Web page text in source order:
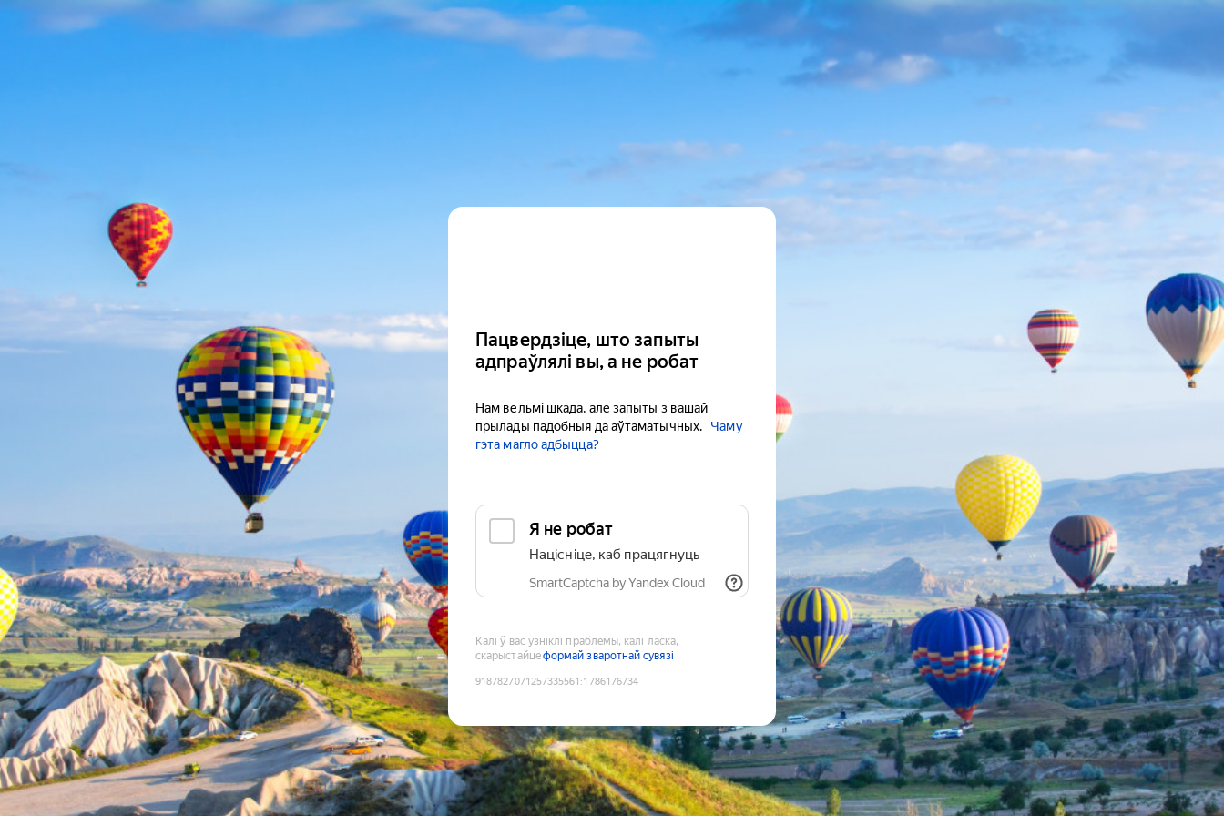
Пацвердзіце, што запыты
адпраўлялі вы, а не робат
Нам вельмі шкада, але запыты з вашай
прылады падобныя да аўтаматычных.
Чаму
гэта магло адбыцца?
Я не робат
Націсніце, каб працягнуць
SmartCaptcha by Yandex Cloud
Калі ў вас узніклі праблемы, калі ласка,
скарыстайцеформай зваротнай сувязі
9187827071257335561 :1786176734